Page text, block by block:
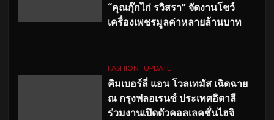
“คุณกุ๊กไก่ รวิสรา” จัดงานโชว์
เครื่องเพชรมูลค่าหลายล้านบาท
FASHION UPDATE
คิมเบอร์ลี่ แอน โวลเทมัส เฉิดฉาย
ณ กรุงฟลอเรนซ์ ประเทศอิตาลี
ร่วมงานเปิดตัวคอลเลคชั่นไฮจิ